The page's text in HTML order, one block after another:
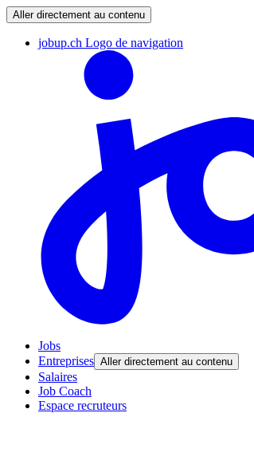
Aller directement au contenu
jobup.ch Logo de navigation
Jobs
Entreprises Aller directement au contenu
Salaires
Job Coach
Espace recruteurs